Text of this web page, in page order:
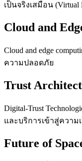
เป็นจริงเสมือน (Virtual
Cloud and
Cloud and edge
ความปลอดภัย
Trust
Digital-Trust
และบริการเข้าสู่ควา
Future of